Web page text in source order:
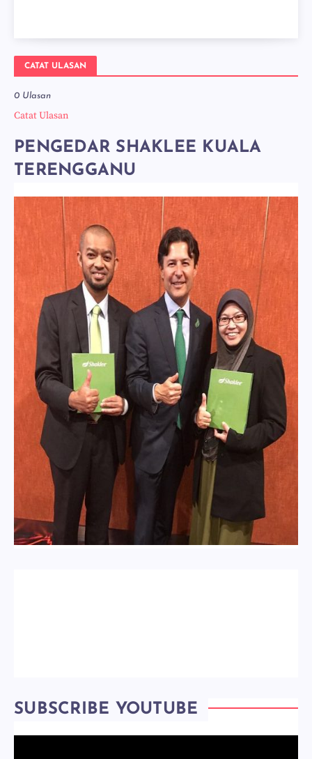
CATAT ULASAN
0 Ulasan
Catat Ulasan
PENGEDAR SHAKLEE KUALA
TERENGGANU
SUBSCRIBE YOUTUBE